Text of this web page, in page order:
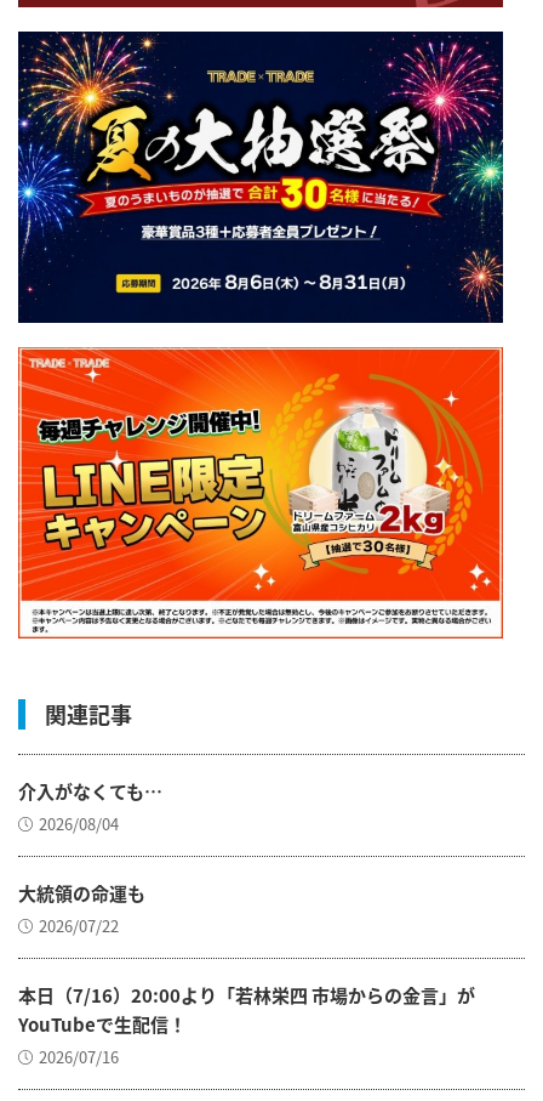
関連記事
介入がなくても…
2026/08/04
大統領の命運も
2026/07/22
本日（7/16）20:00より「若林栄四 市場からの金言」が
YouTubeで生配信！
2026/07/16